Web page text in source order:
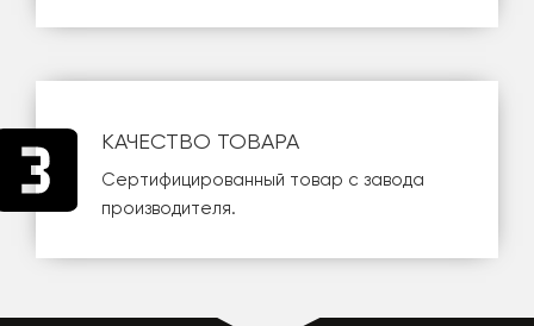
КАЧЕСТВО ТОВАРА
Сертифицированный товар с завода
производителя.